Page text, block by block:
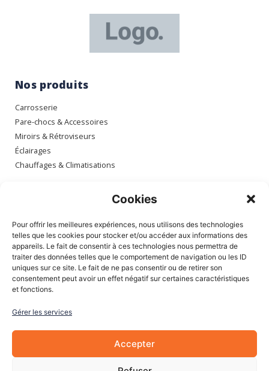
Cookies
Pour offrir les meilleures expériences, nous utilisons des technologies
telles que les cookies pour stocker et/ou accéder aux informations des
appareils. Le fait de consentir à ces technologies nous permettra de
traiter des données telles que le comportement de navigation ou les ID
uniques sur ce site. Le fait de ne pas consentir ou de retirer son
consentement peut avoir un effet négatif sur certaines caractéristiques
et fonctions.
Gérer les services
Accepter
Nos produits
Carrosserie
Pare-chocs & Accessoires
Miroirs & Rétroviseurs
Éclairages
Chauffages & Climatisations
Mon compte
Mes commandes
Mes adresses
Mon panier
Informations
À Propos de nous
Blog
Mentions légales